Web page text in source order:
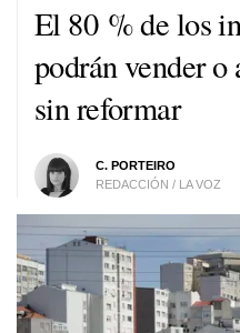
El 80 % de los
podrán vender
sin reformar
C. PORTEIRO
REDACCIÓN / LA VOZ